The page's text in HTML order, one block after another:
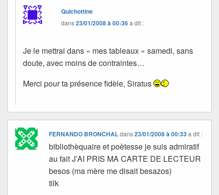
Quichottine
dans23/01/2008 à 00:36a dit :
Je le mettrai dans « mes tableaux » samedi, sans
doute, avec moins de contraintes…
Merci pour ta présence fidèle, Siratus
FERNANDO BRONCHALdans23/01/2008 à 00:33 a dit :
bibliothèquaire et poètesse je suis admiratif
au fait J’AI PRIS MA CARTE DE LECTEUR
besos (ma mère me disait besazos)
tilk